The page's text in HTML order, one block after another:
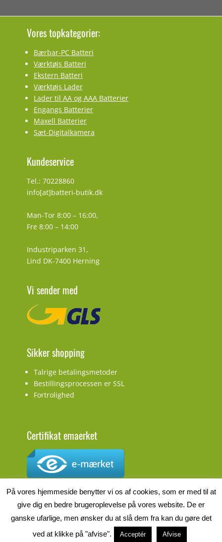
Vores topkategorier:
Bærbar-PC Batteri
Værktøjs Batteri
Ekstern Batteri
Værktøjs Lader
Lader til AA og AAA Batterier
Engangs Batterier
Maxell Batterier
Sæt-Digitalkamera
Kundeservice
Tel.: 70228860
info[at]batteri-butik.dk
Man-Tor 8:00 – 16:00,
Fre 8:00 – 14:00
Industriparken 31,
Lind DK-7400 Herning
Vi sender med
Sikker shopping
Talrige betalingsmetoder
Bestillingsprocessen er SSL
Fortrolighed
Certifikat emaerket
CVR.nr.: DK27927548
På vores hjemmeside benytter vi os af cookies, som er med til at
give dig en bedre brugeroplevelse på vores website. De er
ganske ufarlige, men ønsker du at slå dem fra kan du gøre det
ved at klikke på "afvise".
Acceptér Afvise